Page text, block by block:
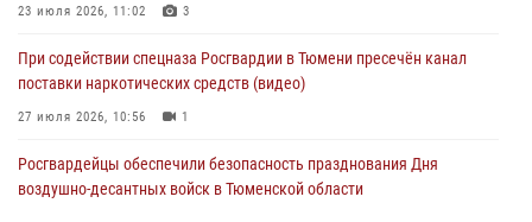
23 июля 2026, 11:02 3
При содействии спецназа Росгвардии в Тюмени пресечён канал
поставки наркотических средств (видео)
27 июля 2026, 10:56 1
Росгвардейцы обеспечили безопасность празднования Дня
воздушно-десантных войск в Тюменской области